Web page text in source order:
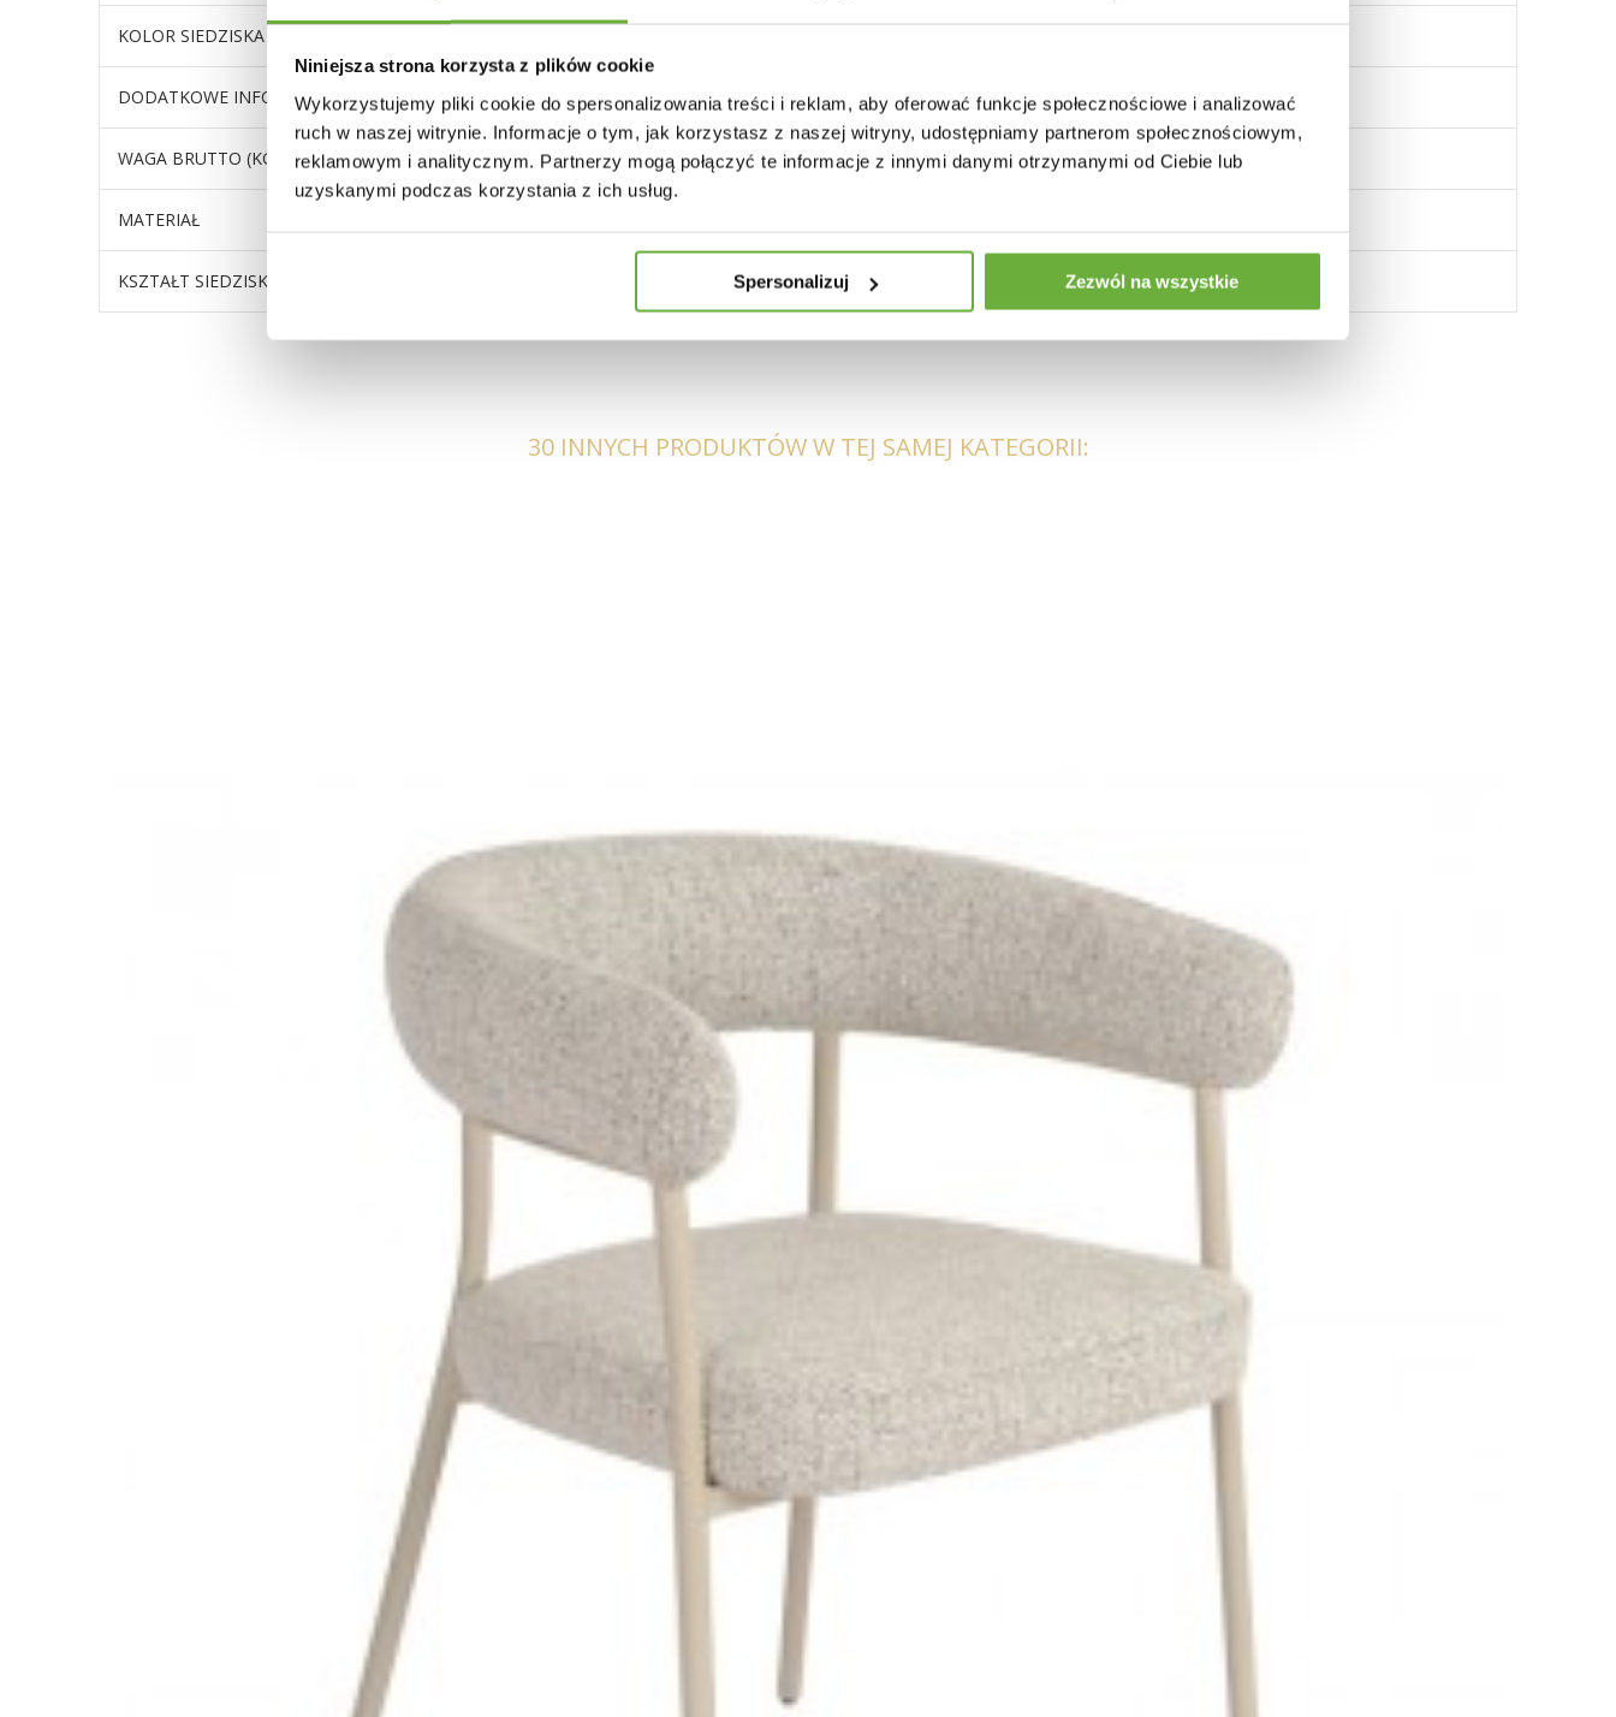
Niniejsza strona korzysta z plików cookie
Wykorzystujemy pliki cookie do spersonalizowania treści i reklam, aby oferować funkcje społecznościowe i analizować
ruch w naszej witrynie. Informacje o tym, jak korzystasz z naszej witryny, udostępniamy partnerom społecznościowym,
reklamowym i analitycznym. Partnerzy mogą połączyć te informacje z innymi danymi otrzymanymi od Ciebie lub
uzyskanymi podczas korzystania z ich usług.
Spersonalizuj Zezwól na wszystkie
KOLOR SIEDZISKA
DODATKOWE INFORMACJE wysokość oparcia 45 cm
WAGA BRUTTO (KG) 5,25
MATERIAŁ
KSZTAŁT SIEDZISKA
KRZESŁO OXFORD TAUPE II
30 INNYCH PRODUKTÓW W TEJ SAMEJ KATEGORII: